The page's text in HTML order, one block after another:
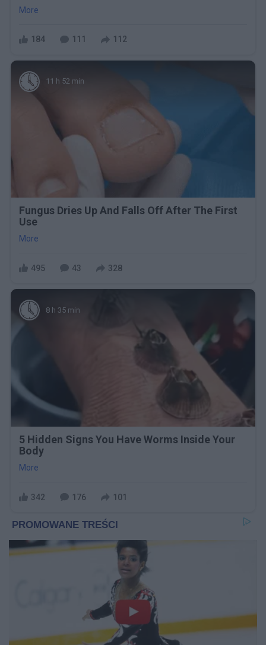
More
184 111 112
11 h 52 min
Fungus Dries Up And Falls Off After The First
Use
More
495 43 328
8 h 35 min
5 Hidden Signs You Have Worms Inside Your
Body
More
342 176 101